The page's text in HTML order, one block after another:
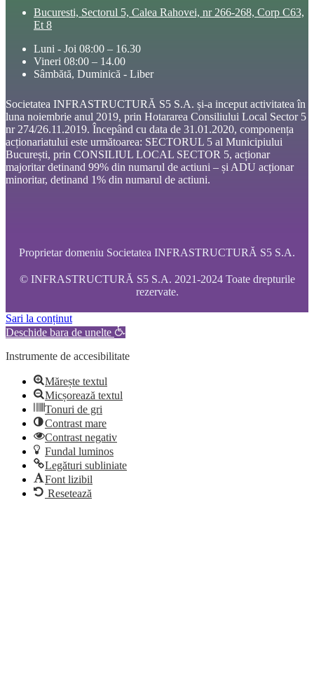
Bucuresti, Sectorul 5, Calea Rahovei, nr 266-268, Corp C63,
Et 8
Luni - Joi 08:00 – 16.30
Vineri 08:00 – 14.00
Sâmbătă, Duminică - Liber
Societatea INFRASTRUCTURĂ S5 S.A. și-a inceput activitatea în
luna noiembrie anul 2019, prin Hotararea Consiliului Local Sector 5
nr 274/26.11.2019. Începând cu data de 31.01.2020, componența
acționariatului este următoarea: SECTORUL 5 al Municipiului
București, prin CONSILIUL LOCAL SECTOR 5, acționar
majoritar detinand 99% din numarul de actiuni – și ADU acționar
minoritar, detinand 1% din numarul de actiuni.
Proprietar domeniu Societatea INFRASTRUCTURĂ S5 S.A.
© INFRASTRUCTURĂ S5 S.A. 2021-2024 Toate drepturile
rezervate.
Sari la conținut
Deschide bara de unelte
Instrumente de accesibilitate
Mărește textul
Micșorează textul
Tonuri de gri
Contrast mare
Contrast negativ
Fundal luminos
Legături subliniate
Font lizibil
Resetează